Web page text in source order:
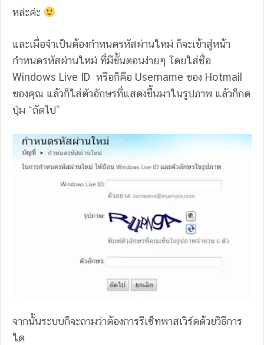
หล่ะค่ะ
และเมื่อจำเป็นต้องกำหนดรหัสผ่านใหม่ ก็จะเข้าสู่หน้า
กำหนดรหัสผ่านใหม่ ที่มีขั้นตอนง่ายๆ โดยใส่ชื่อ
Windows Live ID หรือก็คือ Username ของ Hotmail
ของคุณ แล้วก็ใส่ตัวอักษรที่แสดงขึ้นมาในรูปภาพ แล้วก็กด
ปุ่ม “ถัดไป”
จากนั้นระบบก็จะถามว่าต้องการรีเซ็ทพาสเวิร์ดด้วยวิธีการ
ใด